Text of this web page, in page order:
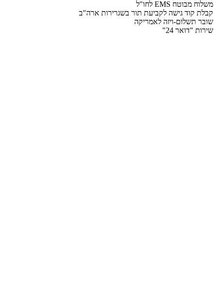
משלוח מבוטח EMS לחו"ל
קבלת קוד גישה לקביעת תור בשגרירות ארה"ב
שובר תשלום-ויזה לאמריקה
שירות "דואר 24"